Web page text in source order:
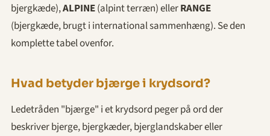
bjergkæde),ALPINE(alpint terræn) ellerRANGE
(bjergkæde, brugt i international sammenhæng). Se den
komplette tabel ovenfor.
Hvad betyder bjærge i krydsord?
Ledetråden "bjærge" i et krydsord peger på ord der
beskriver bjerge, bjergkæder, bjerglandskaber eller